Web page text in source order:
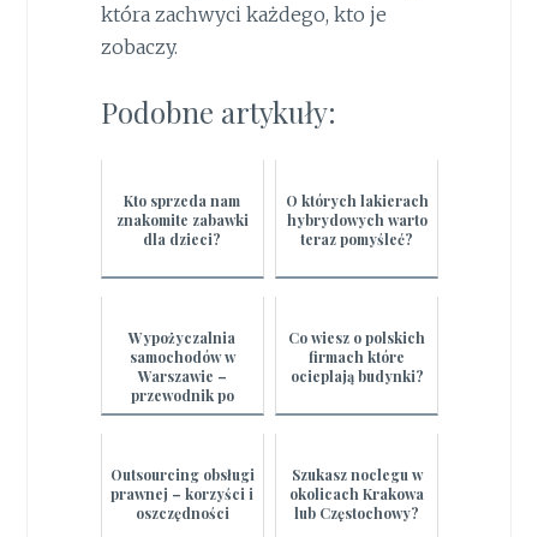
która zachwyci każdego, kto je
zobaczy.
Podobne artykuły:
Kto sprzeda nam
znakomite zabawki
dla dzieci?
O których lakierach
hybrydowych warto
teraz pomyśleć?
Wypożyczalnia
samochodów w
Warszawie –
przewodnik po
najczęściej
Co wiesz o polskich
firmach które
ocieplają budynki?
Outsourcing obsługi
prawnej – korzyści i
oszczędności
Szukasz noclegu w
okolicach Krakowa
lub Częstochowy?